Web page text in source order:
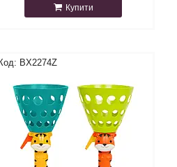
Купити
BX2274Z